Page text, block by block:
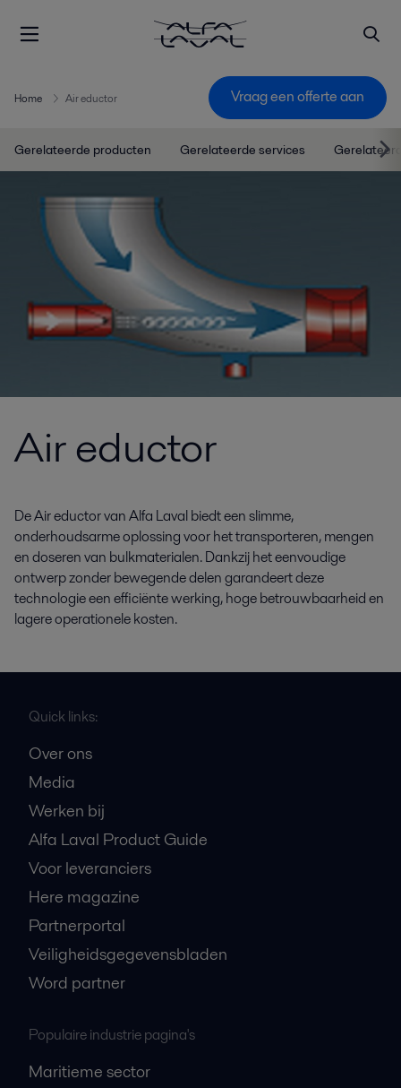
Home Air eductor Vraag een offerte aan
Gerelateerde producten Gerelateerde services
Air eductor
De Air eductor van Alfa Laval biedt een slimme,
onderhoudsarme oplossing voor het transporteren, mengen
en doseren van bulkmaterialen. Dankzij het eenvoudige
ontwerp zonder bewegende delen garandeert deze
technologie een efficiënte werking, hoge betrouwbaarheid en
lagere operationele kosten.
Quick links:
Over ons
Media
Werken bij
Alfa Laval Product Guide
Voor leveranciers
Here magazine
Partnerportal
Veiligheidsgegevensbladen
Word partner
Populaire industrie pagina's
Maritieme sector